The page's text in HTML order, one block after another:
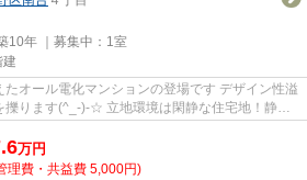
10年 ｜募集中： 1室
建
オール電化マンションの登場です デザイン性溢
ります(^_-)-☆ 立地環境は閑静な住宅地！静か
万円
理費・共益費 5,000円)